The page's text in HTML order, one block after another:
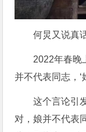
何炅又说真
2022年春晚
并不代表同志，‘
这个言论引
对，娘并不代表